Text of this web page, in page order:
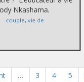
Nkashama.
couple,vie de
… 3 4 5